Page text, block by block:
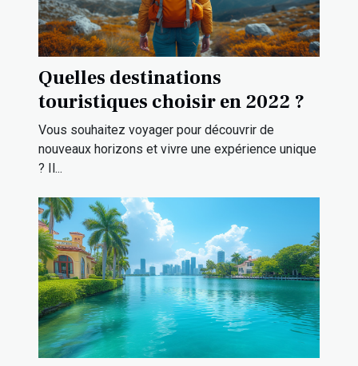
Quelles destinations
touristiques choisir en 2022 ?
Vous souhaitez voyager pour découvrir de
nouveaux horizons et vivre une expérience unique
? Il...